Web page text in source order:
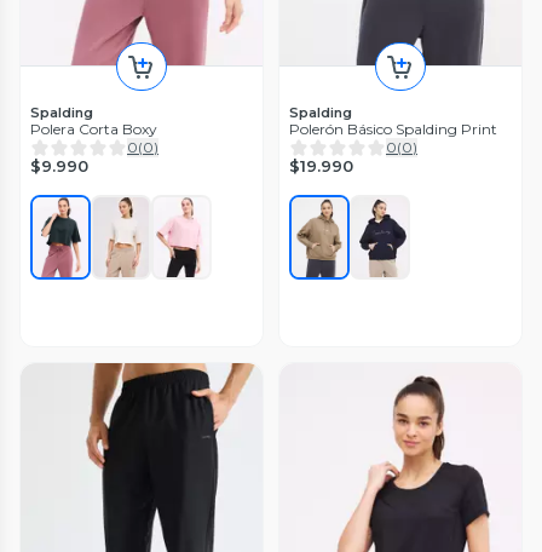
Spalding
Polera Corta Boxy
0(0)
$9.990
Spalding
Polerón Básico Spalding Print
0(0)
$19.990